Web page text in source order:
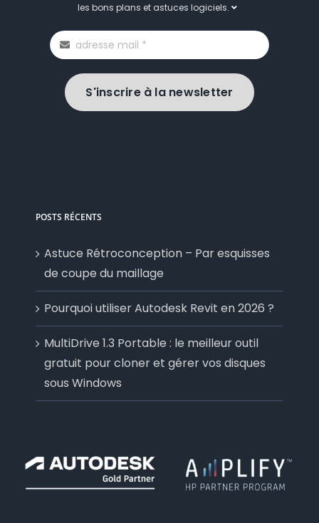
les bons plans et astuces logiciels.
S'inscrire à la newsletter
POSTS RÉCENTS
Astuce Rétroconception – Par esquisses
de coupe du maillage
Pourquoi utiliser Autodesk Revit en 2026 ?
MultiDrive 1.3 Portable : le meilleur outil
gratuit pour cloner et gérer vos disques
sous Windows